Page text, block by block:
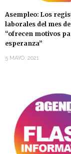
Asempleo: Los
laborales del mes
“ofrecen motivos
esperanza”
5 MAYO, 2021